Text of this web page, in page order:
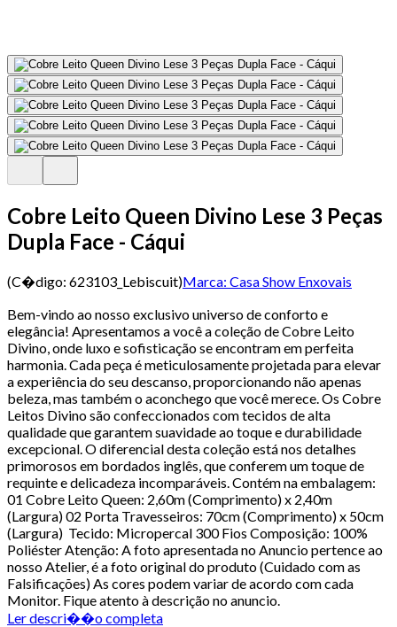
Cobre Leito Queen Divino Lese 3 Peças
Dupla Face - Cáqui
(C�digo: 623103_Lebiscuit)Marca: Casa Show Enxovais
Bem-vindo ao nosso exclusivo universo de conforto e
elegância! Apresentamos a você a coleção de Cobre Leito
Divino, onde luxo e sofisticação se encontram em perfeita
harmonia. Cada peça é meticulosamente projetada para elevar
a experiência do seu descanso, proporcionando não apenas
beleza, mas também o aconchego que você merece. Os Cobre
Leitos Divino são confeccionados com tecidos de alta
qualidade que garantem suavidade ao toque e durabilidade
excepcional. O diferencial desta coleção está nos detalhes
primorosos em bordados inglês, que conferem um toque de
requinte e delicadeza incomparáveis. Contém na embalagem:
01 Cobre Leito Queen: 2,60m (Comprimento) x 2,40m
(Largura) 02 Porta Travesseiros: 70cm (Comprimento) x 50cm
(Largura) Tecido: Micropercal 300 Fios Composição: 100%
Poliéster Atenção: A foto apresentada no Anuncio pertence ao
nosso Atelier, é a foto original do produto (Cuidado com as
Falsificações) As cores podem variar de acordo com cada
Monitor. Fique atento à descrição no anuncio.
Ler descri��o completa